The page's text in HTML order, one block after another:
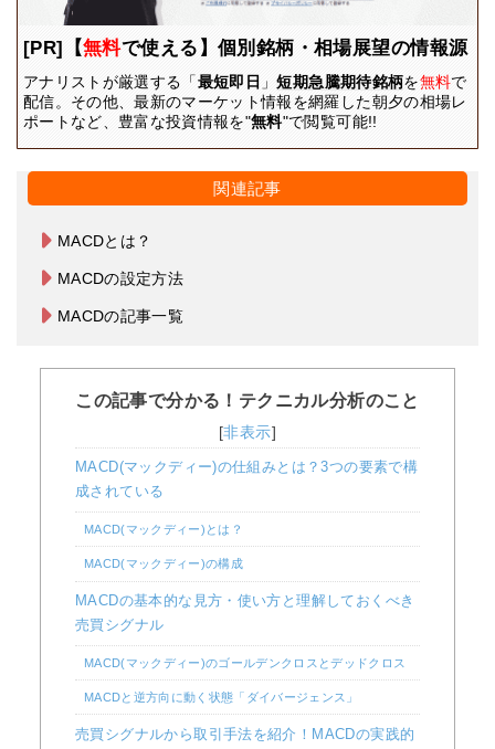
[PR]【無料で使える】個別銘柄・相場展望の情報源
アナリストが厳選する「最短即日 」短期急騰期待銘柄を無料で
配信。その他、最新のマーケット情報を網羅した朝夕の相場レ
ポートなど、豊富な投資情報を"無料"で閲覧可能!!
関連記事
MACDとは？
MACDの設定方法
MACDの記事一覧
この記事で分かる！テクニカル分析のこと
[非表示]
MACD(マックディー)の仕組みとは？3つの要素で構
成されている
MACD(マックディー)とは？
MACD(マックディー)の構成
MACDの基本的な見方・使い方と理解しておくべき
売買シグナル
MACD(マックディー)のゴールデンクロスとデッドクロス
MACDと逆方向に動く状態「ダイバージェンス」
売買シグナルから取引手法を紹介！MACDの実践的